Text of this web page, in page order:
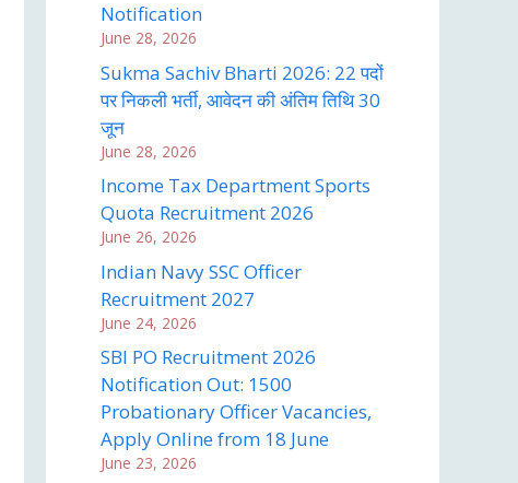
Notification
June 28, 2026
Sukma Sachiv Bharti 2026: 22 पदों
पर निकली भर्ती, आवेदन की अंतिम तिथि 30
जून
June 28, 2026
Income Tax Department Sports
Quota Recruitment 2026
June 26, 2026
Indian Navy SSC Officer
Recruitment 2027
June 24, 2026
SBI PO Recruitment 2026
Notification Out: 1500
Probationary Officer Vacancies,
Apply Online from 18 June
June 23, 2026